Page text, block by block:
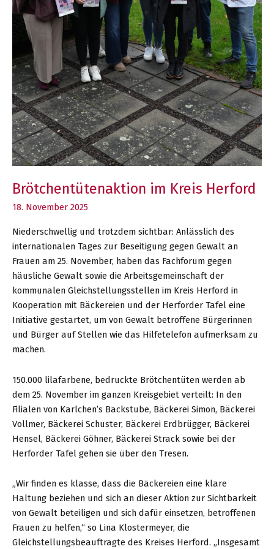
Brötchentütenaktion im Kreis Herford
18. November 2025
Niederschwellig und trotzdem sichtbar: Anlässlich des
internationalen Tages zur Beseitigung gegen Gewalt an
Frauen am 25. November, haben das Fachforum gegen
häusliche Gewalt sowie die Arbeitsgemeinschaft der
kommunalen Gleichstellungsstellen im Kreis Herford in
Kooperation mit Bäckereien und der Herforder Tafel eine
Initiative gestartet, um von Gewalt betroffene Bürgerinnen
und Bürger auf Stellen wie das Hilfetelefon aufmerksam zu
machen.
150.000 lilafarbene, bedruckte Brötchentüten werden ab
dem 25. November im ganzen Kreisgebiet verteilt: In den
Filialen von Karlchen’s Backstube, Bäckerei Simon, Bäckerei
Vollmer, Bäckerei Schuster, Bäckerei Erdbrügger, Bäckerei
Hensel, Bäckerei Göhner, Bäckerei Strack sowie bei der
Herforder Tafel gehen sie über den Tresen.
„Wir finden es klasse, dass die Bäckereien eine klare
Haltung beziehen und sich an dieser Aktion zur Sichtbarkeit
von Gewalt beteiligen und sich dafür einsetzen, betroffenen
Frauen zu helfen,“ so Lina Klostermeyer, die
Gleichstellungsbeauftragte des Kreises Herford. „Insgesamt